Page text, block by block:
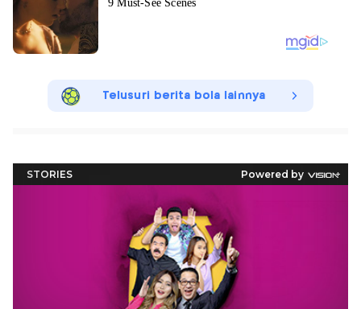
Telusuri berita bola lainnya